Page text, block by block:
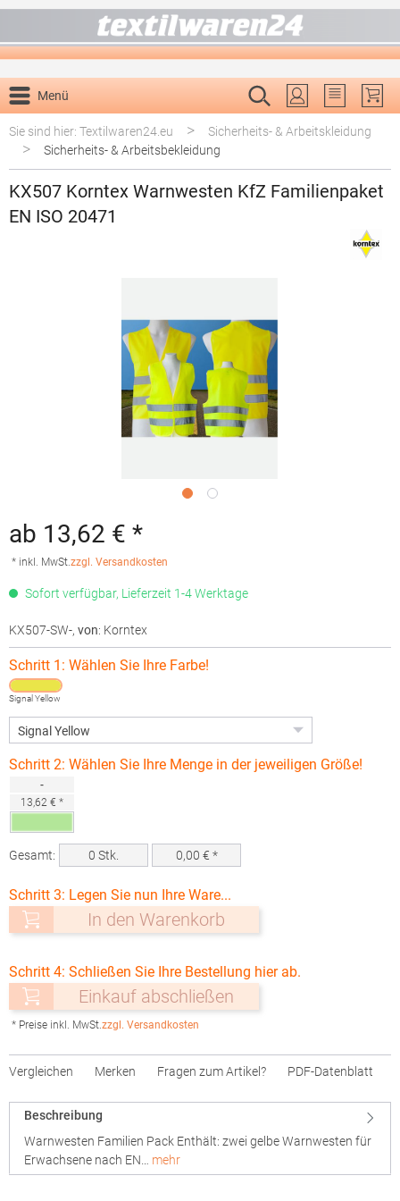
Menü
Du hast 0
Sie sind hier: Textilwaren24.eu
> Sicherheits- & Arbeitskleidung
> Sicherheits- & Arbeitsbekleidung
KX507 Korntex Warnwesten KfZ Familienpaket
EN ISO 20471
ab 13,62 € *
* inkl. MwSt.zzgl. Versandkosten
Sofort verfügbar, Lieferzeit 1-4 Werktage
KX507-SW-, von: Korntex
Schritt 1: Wählen Sie Ihre Farbe!
Signal Yellow
Schritt 2: Wählen Sie Ihre Menge in der jeweiligen Größe!
-
13,62 € *
Gesamt: 0 Stk. 0,00 € *
Schritt 3: Legen Sie nun Ihre Ware...
In den Warenkorb
Schritt 4: Schließen Sie Ihre Bestellung hier ab.
Einkauf abschließen
* Preise inkl. MwSt.zzgl. Versandkosten
Vergleichen Merken Fragen zum Artikel? PDF-Datenblatt
Beschreibung
Warnwesten Familien Pack Enthält: zwei gelbe Warnwesten für
Erwachsene nach EN… mehr